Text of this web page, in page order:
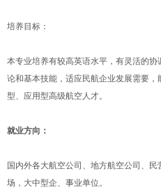
培养目标：
本专业培养有较高英语水平，有灵活的
论和基本技能，适应民航企业发展需要，
型、应用型高级航空人才。
就业方向：
国内外各大航空公司、地方航空公司、
场，大中型企、事业单位。